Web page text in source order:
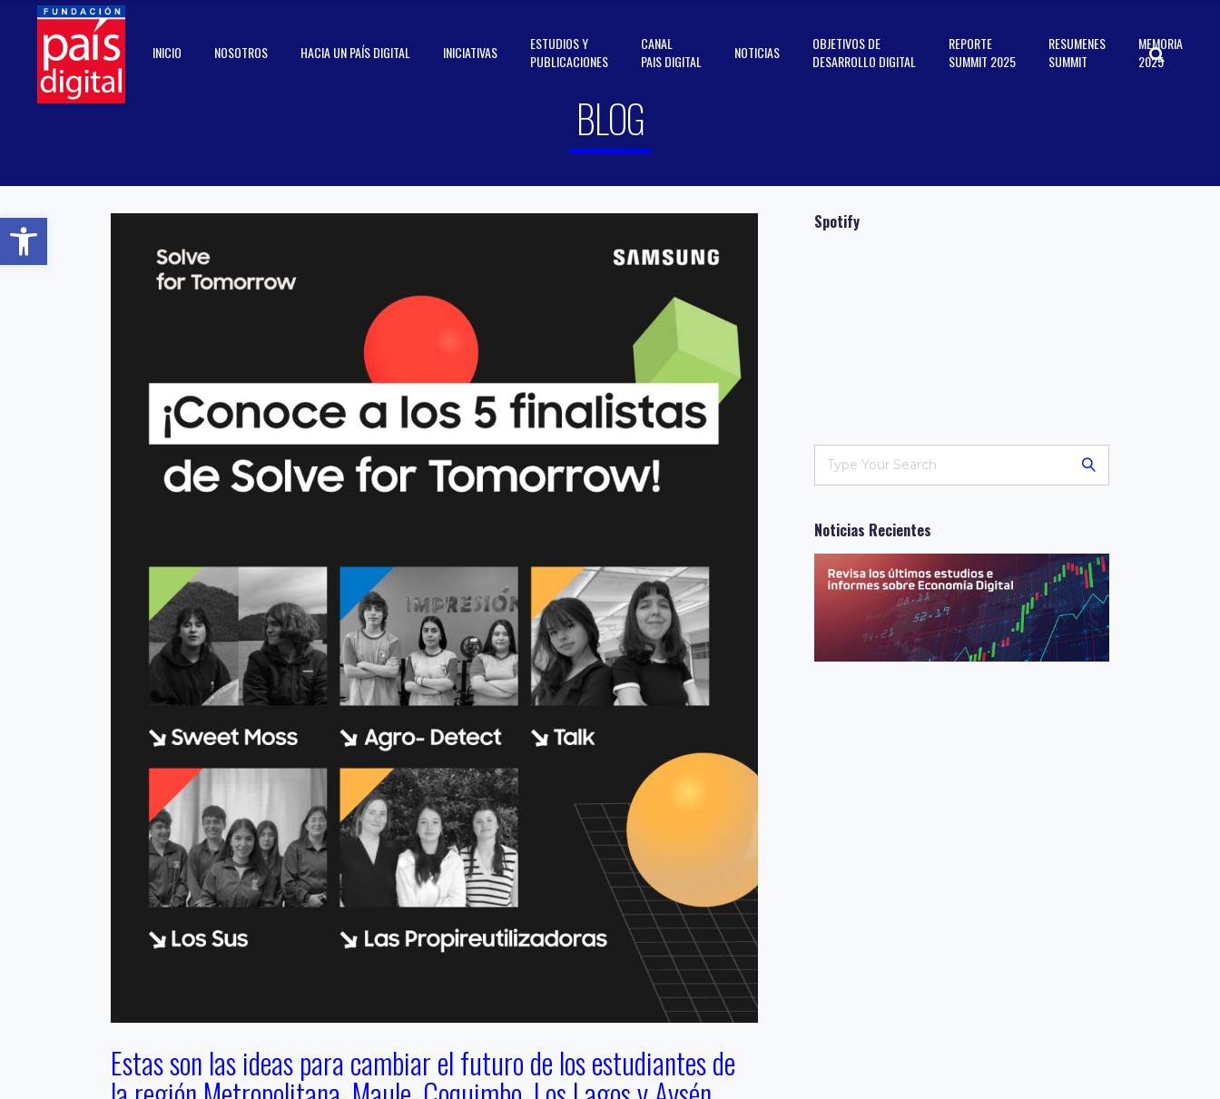
Abrir barra de herramientas
INICIO NOSOTROS HACIA UN PAÍS DIGITAL INICIATIVAS
ESTUDIOS Y
PUBLICACIONES
CANAL
PAIS DIGITAL
NOTICIAS
OBJETIVOS DE
DESARROLLO DIGITAL
REPORTE
SUMMIT 2025
RESUMENES
SUMMIT
MEMORIA
2025
BLOG
Estas son las ideas para cambiar el futuro de los estudiantes de
Spotify
Noticias Recientes